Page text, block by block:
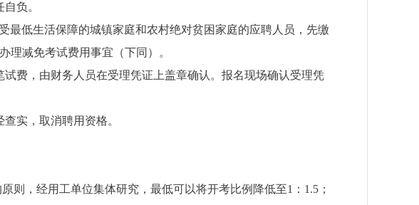
负。
最低生活保障的城镇家庭和农村绝对贫困家庭的应聘人员，先缴
理减免考试费用事宜（下同）。
费，由财务人员在受理凭证上盖章确认。报名现场确认受理凭
实，取消聘用资格。
则，经用工单位集体研究，最低可以将开考比例降低至1 ： 1.5 ；